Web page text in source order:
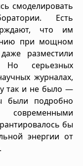
смоделировать
Есть
что им
при мощном
разместили
Но серьезных
журналах,
так и не было —
были подробно
бы
энергии от